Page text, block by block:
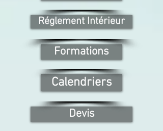
Réglement Intérieur
Formations
Calendriers
Devis